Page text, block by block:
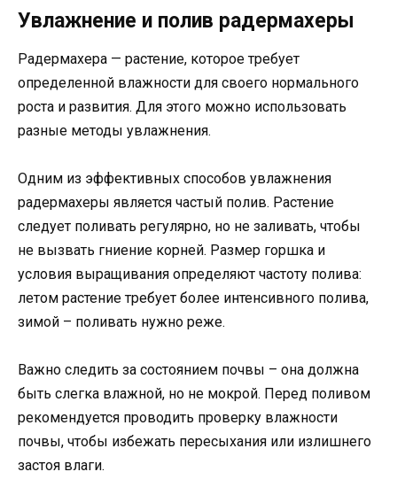
Увлажнение и полив радермахеры
Радермахера — растение, которое требует
определенной влажности для своего нормального
роста и развития. Для этого можно использовать
разные методы увлажнения.
Одним из эффективных способов увлажнения
радермахеры является частый полив. Растение
следует поливать регулярно, но не заливать, чтобы
не вызвать гниение корней. Размер горшка и
условия выращивания определяют частоту полива:
летом растение требует более интенсивного полива,
зимой – поливать нужно реже.
Важно следить за состоянием почвы – она должна
быть слегка влажной, но не мокрой. Перед поливом
рекомендуется проводить проверку влажности
почвы, чтобы избежать пересыхания или излишнего
застоя влаги.